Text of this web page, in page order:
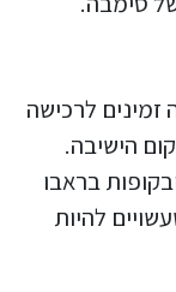
לרכישה
הישיבה.
בראבו
להיות